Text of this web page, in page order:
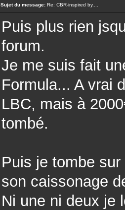
Sujet du message: Re: CBR-inspired by....
Puis plus rien
forum.
Je me suis fait
Formula... A vrai
LBC, mais à
tombé.
Puis je tombe
son caissonage
Ni une ni deux je